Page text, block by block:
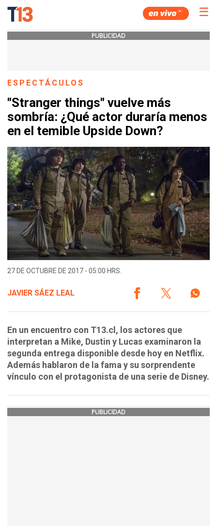
☰
PUBLICIDAD
ESPECTÁCULOS
"Stranger things" vuelve más
sombría: ¿Qué actor duraría menos
en el temible Upside Down?
27 DE OCTUBRE DE 2017 - 05:00 HRS.
JAVIER SÁEZ LEAL
En un encuentro con T13.cl, los actores que
interpretan a Mike, Dustin y Lucas examinaron la
segunda entrega disponible desde hoy en Netflix.
Además hablaron de la fama y su sorprendente
vínculo con el protagonista de una serie de Disney.
PUBLICIDAD